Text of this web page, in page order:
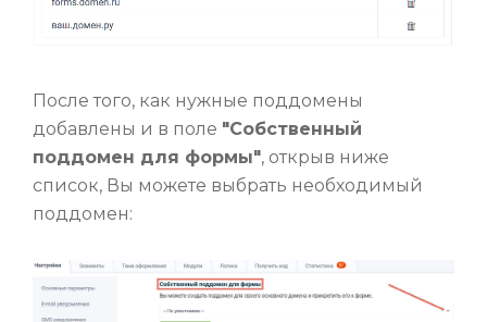
После того, как нужные поддомены
добавлены и в поле "Собственный
поддомен для формы", открыв ниже
список, Вы можете выбрать необходимый
поддомен: